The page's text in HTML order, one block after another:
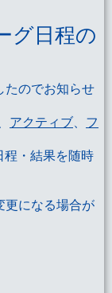
グ日程の
たのでお知らせ
アクティブ
フ
程・結果を随時
更になる場合が